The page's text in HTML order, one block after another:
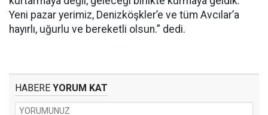
Yeni pazar yerimiz, Denizköşkler’e ve tüm Avcılar’a
hayırlı, uğurlu ve bereketli olsun.” dedi.
HABERE YORUM KAT